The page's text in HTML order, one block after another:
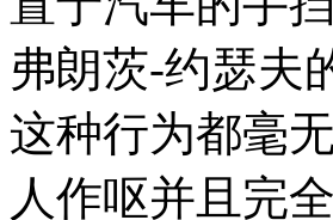
弗朗茨-约瑟夫
这种行为都毫
人作呕并且完